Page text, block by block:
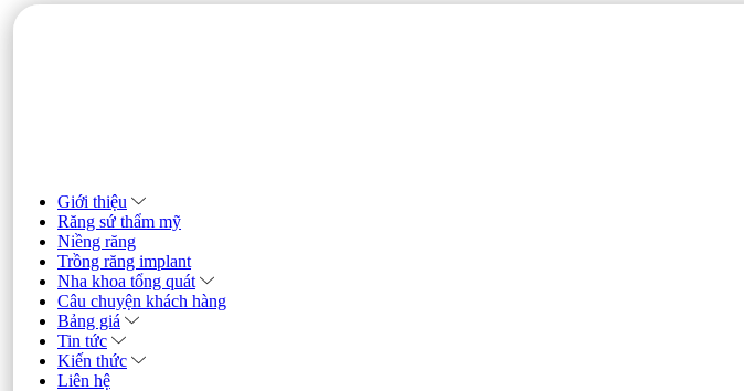
Giới thiệu
Răng sứ thẩm mỹ
Niềng răng
Trồng răng implant
Nha khoa tổng quát
Câu chuyện khách hàng
Bảng giá
Tin tức
Kiến thức
Liên hệ